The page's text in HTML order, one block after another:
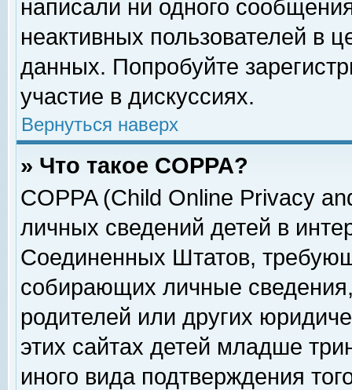
написали ни одного
неактивных пользователей в
данных. Попробуйте
участие в дискуссиях.
Вернуться наверх
» Что такое COPPA?
COPPA (Child Online Privacy
личных сведений детей в
Соединенных Штатов,
собирающих личные
родителей или других
этих сайтах детей младше
иного вида подтверждения